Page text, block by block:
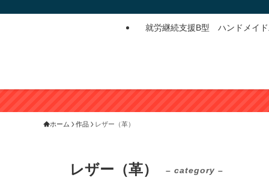
就労継続支援B型 ハンドメイ
ホーム 作品 レザー（革）
レザー（革） – category –